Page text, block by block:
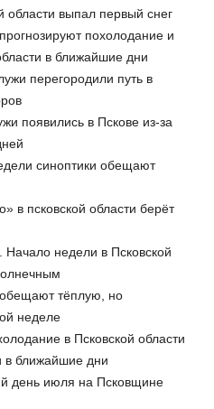
области выпал первый снег
похолодание и
в ближайшие дни
перегородили путь в
появились в Пскове из-за
синоптики обещают
в псковской области берёт
недели в Псковской
тёплую, но
неделе
в Псковской области
в ближайшие дни
день июля на Псковщине